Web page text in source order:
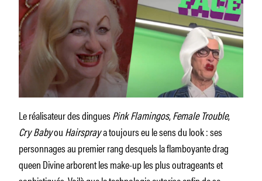
Le réalisateur des dinguesPink Flamingos,Female Trouble,
Cry BabyouHairspraya toujours eu le sens du look : ses
personnages au premier rang desquels la flamboyante drag
queen Divine arborent les make-up les plus outrageants et